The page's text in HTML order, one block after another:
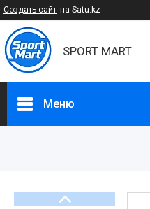
Создать сайт на Satu.kz
SPORT MART
Меню
Спортивные товары